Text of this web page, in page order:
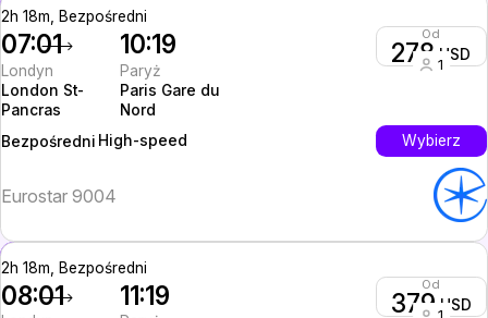
2h 18m, Bezpośredni
07:01
Londyn
London St-
Pancras
10:19
Paryż
Paris Gare du
Nord
Od
278 USD
1
Bezpośredni High-speed Wybierz
Eurostar 9004
2h 18m, Bezpośredni
08:01 11:19 Od
379 USD